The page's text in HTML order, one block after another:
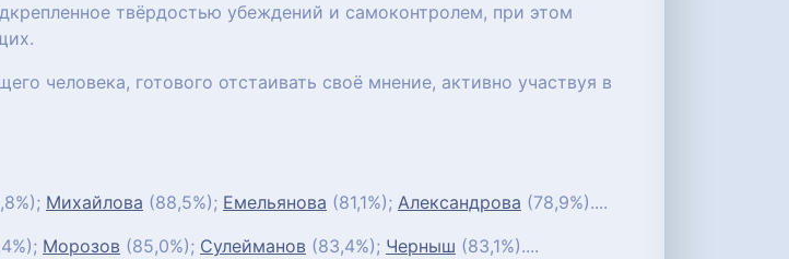
твёрдостью убеждений и самоконтролем, при этом
человека, готового отстаивать своё мнение, активно участвуя в
Михайлова (88,5%); Емельянова (81,1%); Александрова (78,9%)....
Морозов (85,0%); Сулейманов (83,4%); Черныш (83,1%)....